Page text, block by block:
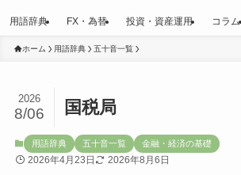
用語辞典 FX・為替 投資・資産運用 コラム
ホーム 用語辞典 五十音一覧
国税局
2026
8/06
用語辞典 五十音一覧 金融・経済の基礎
2026年4月23日 2026年8月6日